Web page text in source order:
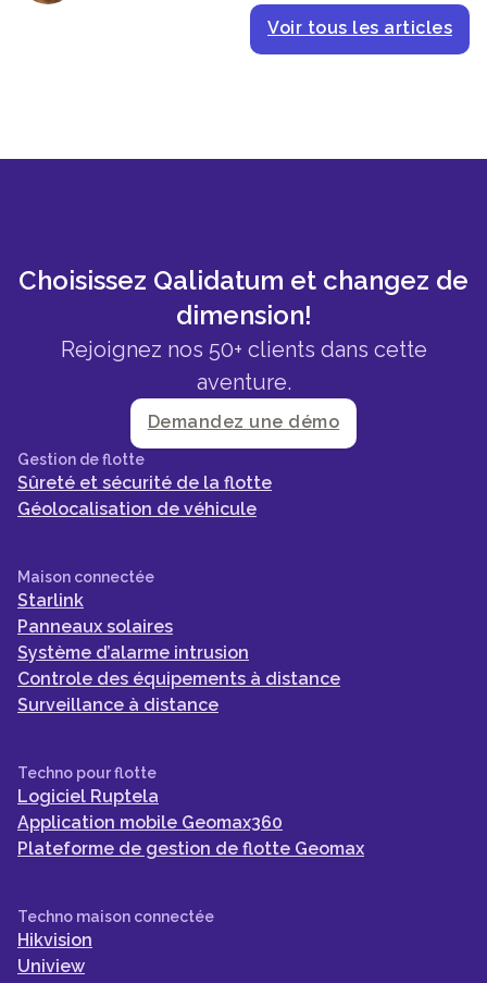
Voir tous les articles
Choisissez Qalidatum et changez de
dimension!
Rejoignez nos 50+ clients dans cette
aventure.
Demandez une démo
Gestion de flotte
Sûreté et sécurité de la flotte
Géolocalisation de véhicule
Maison connectée
Starlink
Panneaux solaires
Système d’alarme intrusion
Controle des équipements à distance
Surveillance à distance
Techno pour flotte
Logiciel Ruptela
Application mobile Geomax360
Plateforme de gestion de flotte Geomax
Techno maison connectée
Hikvision
Uniview